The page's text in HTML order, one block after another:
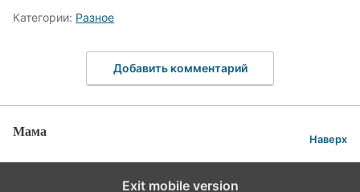
Категории: Разное
Добавить комментарий
Мама Наверх
Exit mobile version